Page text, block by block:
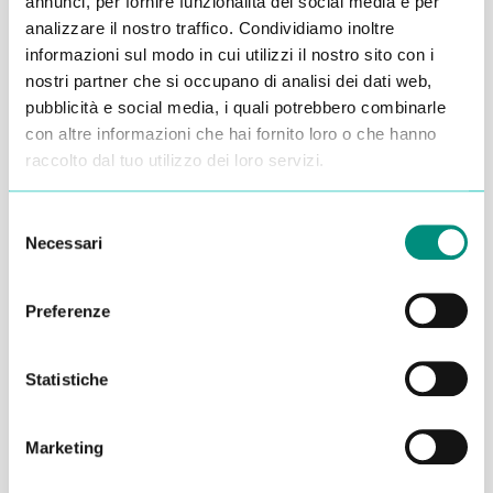
analizzare il nostro traffico. Condividiamo inoltre
informazioni sul modo in cui utilizzi il nostro sito con i
nostri partner che si occupano di analisi dei dati web,
pubblicità e social media, i quali potrebbero combinarle
con altre informazioni che hai fornito loro o che hanno
raccolto dal tuo utilizzo dei loro servizi.
delNecessari
Preferenze
Statistiche
Marketing
Alessandro Alfonsetti
Inserisci i tuoi dati qui, ti ricontatteremo